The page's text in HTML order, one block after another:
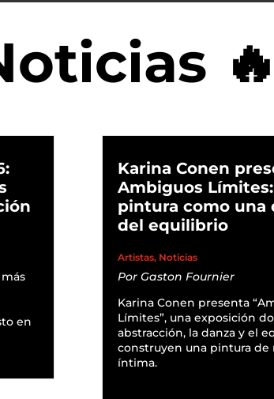
🔥
en
Karina Conen
Ambiguos
pintura como una
del equilibrio
Artistas, Noticias
Por Gaston Fournier
Karina Conen presenta
Límites”, una exposición
abstracción, la danza y el
construyen una pintura de
íntima.